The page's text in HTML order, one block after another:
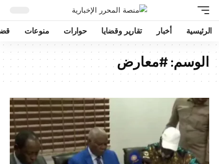
الرئيسية أخبار تقارير وقضايا حوارات منوعات
الوسم: #معارض